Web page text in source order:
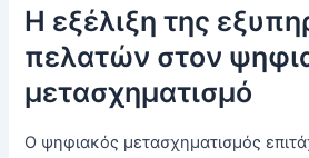
Η εξέλιξη της
πελατών στον
μετασχηματισμό
Ο ψηφιακός μετασχηματισμός